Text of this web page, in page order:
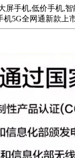
屏手机,低价手机,
机5G全网通新款上